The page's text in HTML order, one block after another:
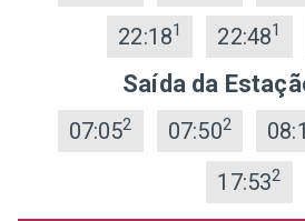
22:181 22:481
Saída da
07:052 07:502
17:532